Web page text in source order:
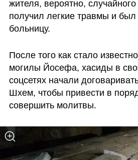
жителя, вероятно,
получил легкие травмы и был
больницу.
После того как стало
могилы Йосефа, хасиды в
соцсетях начали
Шхем, чтобы привести в
совершить молитвы.